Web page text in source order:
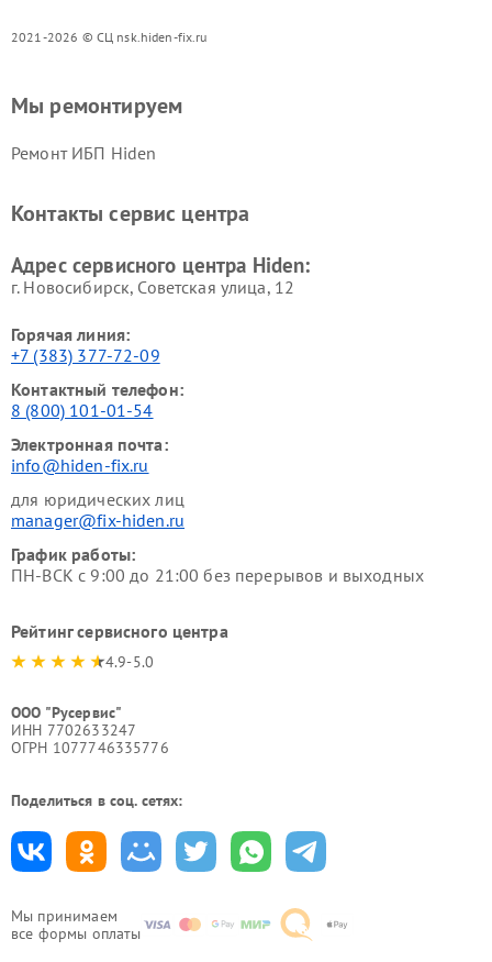
2021-2026 © СЦ nsk.hiden-fix.ru
Мы принимаем
все формы оплаты
Мы ремонтируем
Ремонт ИБП Hiden
Контакты сервис центра
Адрес сервисного центра Hiden:
г. Новосибирск, Советская улица, 12
Горячая линия:
+7 (383) 377-72-09
Контактный телефон:
8 (800) 101-01-54
Электронная почта:
info@hiden-fix.ru
для юридических лиц
manager@fix-hiden.ru
График работы:
ПН-ВСК с 9:00 до 21:00 без перерывов и выходных
Рейтинг сервисного центра
4.9-5.0
ООО "Русервис"
ИНН 7702633247
ОГРН 1077746335776
Поделиться в соц. сетях: